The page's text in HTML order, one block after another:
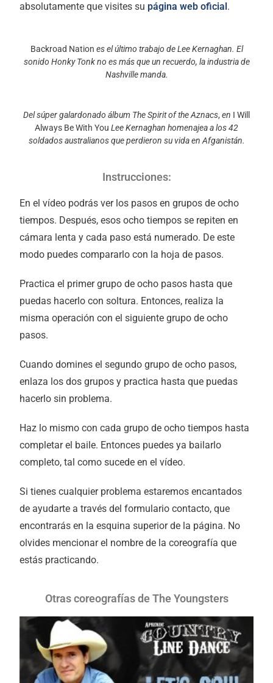
absolutamente que visites su página web oficial .
Backroad Nation es el último trabajo de Lee Kernaghan. El
sonido Honky Tonk no es más que un recuerdo, la industria de
Nashville manda.
Del súper galardonado álbum The Spirit of the Aznacs, en I Will
Always Be With You Lee Kernaghan homenajea a los 42
soldados australianos que perdieron su vida en Afganistán.
Instrucciones:
En el vídeo podrás ver los pasos en grupos de ocho
tiempos. Después, esos ocho tiempos se repiten en
cámara lenta y cada paso está numerado. De este
modo puedes compararlo con la hoja de pasos.
Practica el primer grupo de ocho pasos hasta que
puedas hacerlo con soltura. Entonces, realiza la
misma operación con el siguiente grupo de ocho
pasos.
Cuando domines el segundo grupo de ocho pasos,
enlaza los dos grupos y practica hasta que puedas
hacerlo sin problema.
Haz lo mismo con cada grupo de ocho tiempos hasta
completar el baile. Entonces puedes ya bailarlo
completo, tal como sucede en el vídeo.
Si tienes cualquier problema estaremos encantados
de ayudarte a través del formulario contacto, que
encontrarás en la esquina superior de la página. No
olvides mencionar el nombre de la coreografía que
estás practicando.
Otras coreografías de The Youngsters